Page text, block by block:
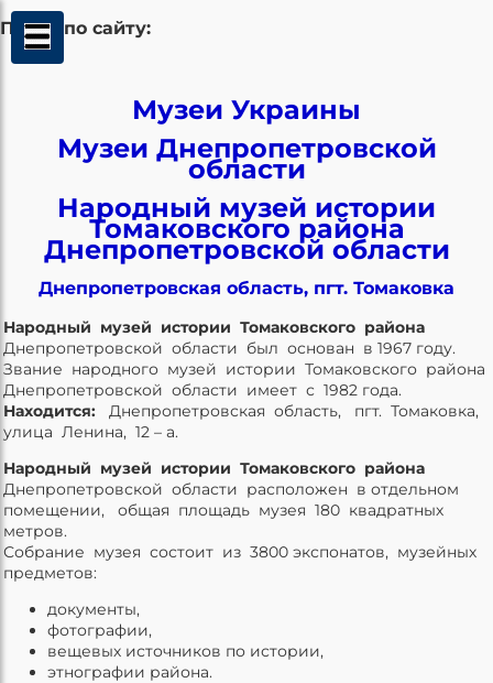
Поиск по сайту:
Музеи Украины
Музеи Днепропетровской
области
Народный музей истории
Томаковского района
Днепропетровской области
Днепропетровская область, пгт. Томаковка
Народный музей истории Томаковского района
Днепропетровской области был основан в 1967 году.
Звание народного музей истории Томаковского района
Днепропетровской области имеет с 1982 года.
Находится: Днепропетровская область, пгт. Томаковка,
улица Ленина, 12 – а.
Народный музей истории Томаковского района
Днепропетровской области расположен в отдельном
помещении, общая площадь музея 180 квадратных
метров.
Собрание музея состоит из 3800 экспонатов, музейных
предметов:
документы,
фотографии,
вещевых источников по истории,
этнографии района.